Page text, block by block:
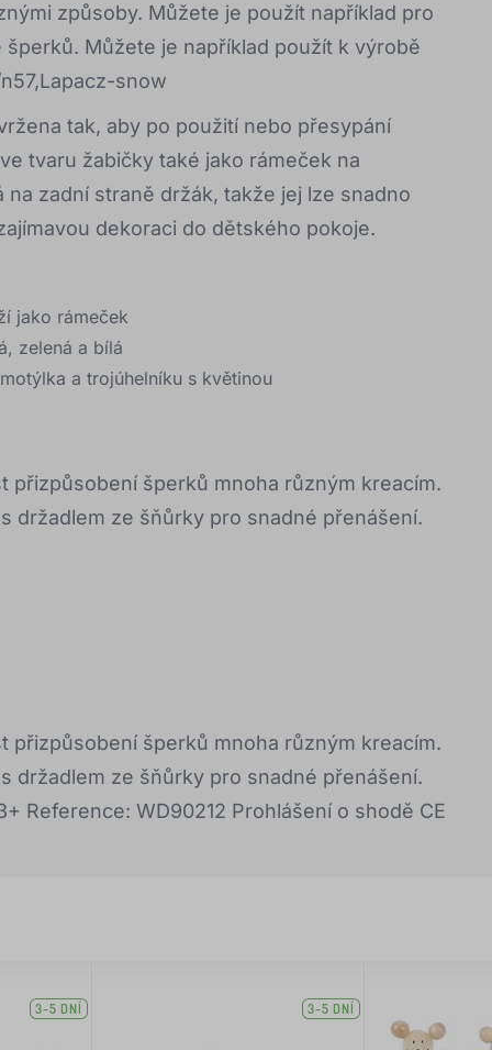
způsoby. Můžete je použít například pro
Můžete je například použít k výrobě
snow
tak, aby po použití nebo přesypání
tvaru žabičky také jako rámeček na
zadní straně držák, takže jej lze snadno
dekoraci do dětského pokoje.
jako rámeček
zelená a bílá
a trojúhelníku s květinou
přizpůsobení šperků mnoha různým kreacím.
držadlem ze šňůrky pro snadné přenášení.
přizpůsobení šperků mnoha různým kreacím.
držadlem ze šňůrky pro snadné přenášení.
Reference: WD90212 Prohlášení o shodě CE
3-5 DNÍ 3-5 DNÍ